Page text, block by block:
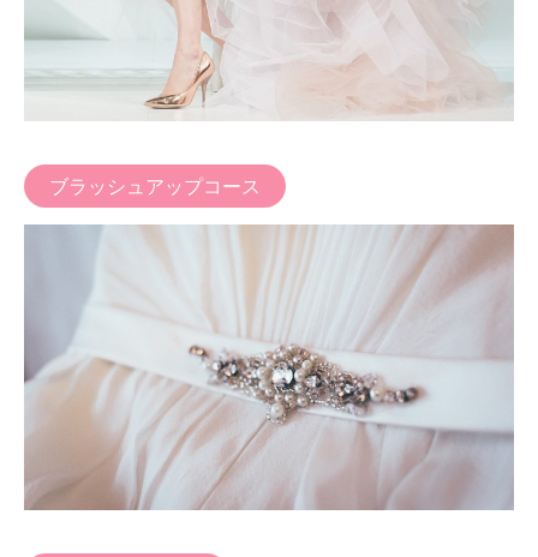
ブラッシュアップコース